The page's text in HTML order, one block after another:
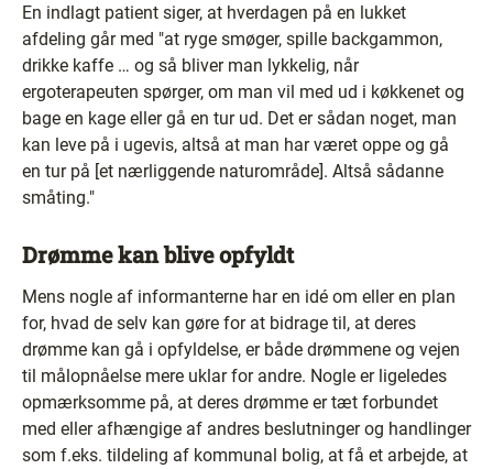
En indlagt patient siger, at hverdagen på en lukket
afdeling går med "at ryge smøger, spille backgammon,
drikke kaffe … og så bliver man lykkelig, når
ergoterapeuten spørger, om man vil med ud i køkkenet og
bage en kage eller gå en tur ud. Det er sådan noget, man
kan leve på i ugevis, altså at man har været oppe og gå
en tur på [et nærliggende naturområde]. Altså sådanne
småting."
Drømme kan blive opfyldt
Mens nogle af informanterne har en idé om eller en plan
for, hvad de selv kan gøre for at bidrage til, at deres
drømme kan gå i opfyldelse, er både drømmene og vejen
til målopnåelse mere uklar for andre. Nogle er ligeledes
opmærksomme på, at deres drømme er tæt forbundet
med eller afhængige af andres beslutninger og handlinger
som f.eks. tildeling af kommunal bolig, at få et arbejde, at